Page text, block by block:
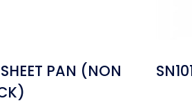
PAN (NON